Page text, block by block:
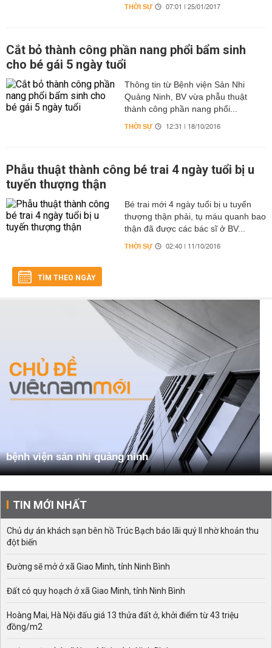
THỜI SỰ 07:01 | 25/01/2017
Cắt bỏ thành công phần nang phổi bẩm sinh
cho bé gái 5 ngày tuổi
Thông tin từ Bệnh viện Sản Nhi
Quảng Ninh, BV vừa phẫu thuật
thành công phần nang phổi...
THỜI SỰ 12:31 | 18/10/2016
Phẫu thuật thành công bé trai 4 ngày tuổi bị u
tuyến thượng thận
Bé trai mới 4 ngày tuổi bị u tuyến
thượng thận phải, tụ máu quanh bao
thận đã được các bác sĩ ở BV...
THỜI SỰ 02:40 | 11/10/2016
TÌM THEO NGÀY
bệnh viện sản nhi quảng ninh
TIN MỚI NHẤT
Chủ dự án khách sạn bên hồ Trúc Bạch báo lãi quý II nhờ khoản thu
đột biến
Đường sẽ mở ở xã Giao Minh, tỉnh Ninh Bình
Đất có quy hoạch ở xã Giao Minh, tỉnh Ninh Bình
Hoàng Mai, Hà Nội đấu giá 13 thửa đất ở, khởi điểm từ 43 triệu
đồng/m2